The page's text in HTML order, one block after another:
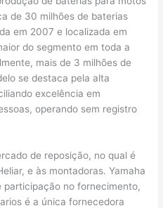
de 30 milhões de baterias
em 2007 e localizada em
do segmento em toda a
mais de 3 milhões de
se destaca pela alta
excelência em
operando sem registro
de reposição, no qual é
e às montadoras. Yamaha
participação no fornecimento,
é a única fornecedora